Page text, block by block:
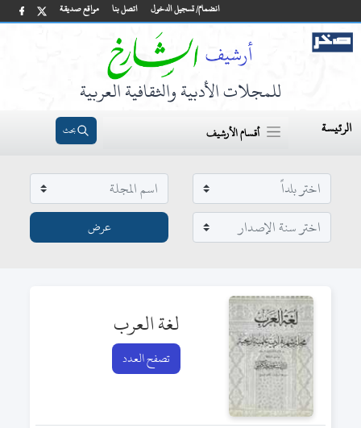
مواقع صديقة اتصل بنا انضمام/ تسجيل الدخول
للمجلات الأدبية والثقافية العربية
الرئيسة أقسام الأرشيف بحث
لغة العرب
تصفح العدد